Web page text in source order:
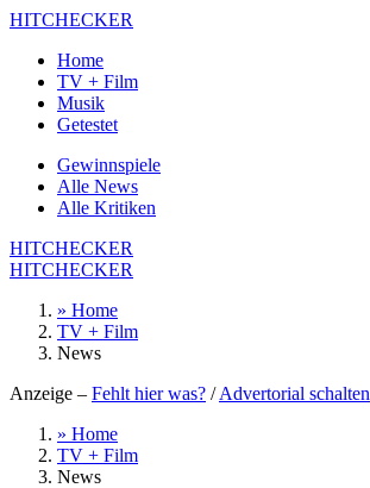
HITCHECKER
Home
TV + Film
Musik
Getestet
Gewinnspiele
Alle News
Alle Kritiken
HITCHECKER
HITCHECKER
» Home
TV + Film
News
Anzeige – Fehlt hier was? /Advertorial schalten
» Home
TV + Film
News